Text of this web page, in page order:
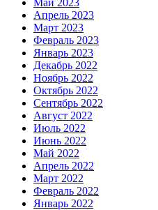
Май 2023
Апрель 2023
Март 2023
Февраль 2023
Январь 2023
Декабрь 2022
Ноябрь 2022
Октябрь 2022
Сентябрь 2022
Август 2022
Июль 2022
Июнь 2022
Май 2022
Апрель 2022
Март 2022
Февраль 2022
Январь 2022